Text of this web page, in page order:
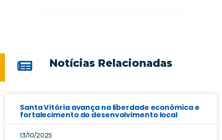
Notícias Relacionadas
Santa Vitória avança na liberdade econômica e
fortalecimento do desenvolvimento local
13/10/2025